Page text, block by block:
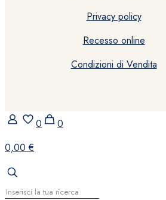
Privacy policy
Recesso online
Condizioni di Vendita
0
0
0,00 €